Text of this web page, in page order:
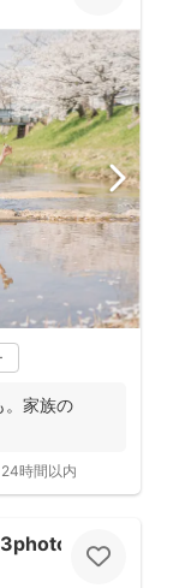
。家族の
24時間以内
】